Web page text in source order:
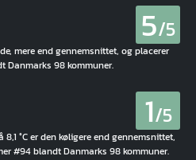
5/5
mere end gennemsnittet, og placerer
Danmarks 98 kommuner.
1/5
°C er den køligere end gennemsnittet,
#94 blandt Danmarks 98 kommuner.